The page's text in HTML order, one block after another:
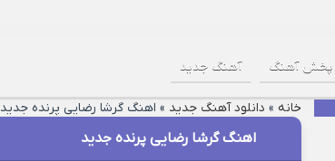
پخش آهنگ آهنگ جدید
خانه » دانلود آهنگ جدید » اهنگ گرشا رضایی پرنده جدید
اهنگ گرشا رضایی پرنده جدید